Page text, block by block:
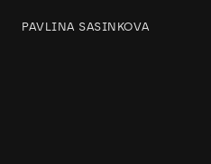
PAVLINA SASINKOVA